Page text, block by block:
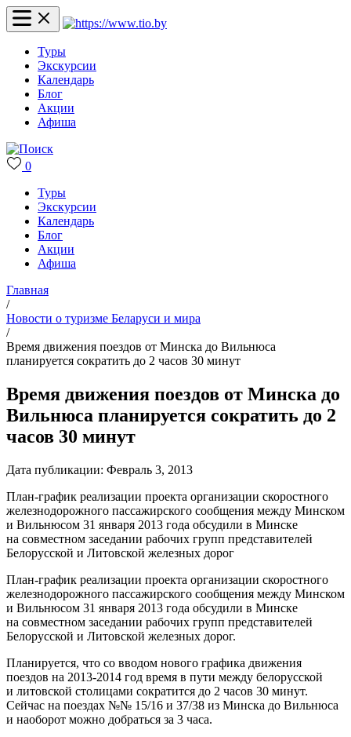
Туры
Экскурсии
Календарь
Блог
Акции
Афиша
0
Туры
Экскурсии
Календарь
Блог
Акции
Афиша
Главная
/
Новости о туризме Беларуси и мира
/
Время движения поездов от Минска до Вильнюса
планируется сократить до 2 часов 30 минут
Время движения поездов от Минска до
Вильнюса планируется сократить до 2
часов 30 минут
Дата публикации: Февраль 3, 2013
План-график реализации проекта организации скоростного
железнодорожного пассажирского сообщения между Минском
и Вильнюсом 31 января 2013 года обсудили в Минске
на совместном заседании рабочих групп представителей
Белорусской и Литовской железных дорог
План-график реализации проекта организации скоростного
железнодорожного пассажирского сообщения между Минском
и Вильнюсом 31 января 2013 года обсудили в Минске
на совместном заседании рабочих групп представителей
Белорусской и Литовской железных дорог.
Планируется, что со вводом нового графика движения
поездов на 2013-2014 год время в пути между белорусской
и литовской столицами сократится до 2 часов 30 минут.
Сейчас на поездах №№ 15/16 и 37/38 из Минска до Вильнюса
и наоборот можно добраться за 3 часа.